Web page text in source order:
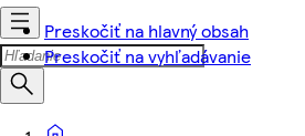
Preskočiť na hlavný obsah
Preskočiť na vyhľadávanie